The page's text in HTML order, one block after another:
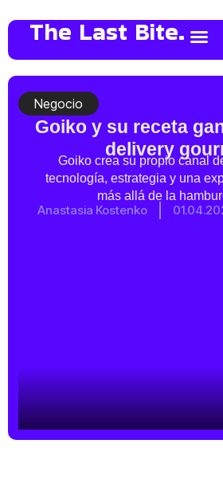
The Last Bite.
Negocio
Goiko y su receta
delivery
Goiko crea su propio canal
tecnología, estrategia y una
más allá de la
Anastasia Kostenko